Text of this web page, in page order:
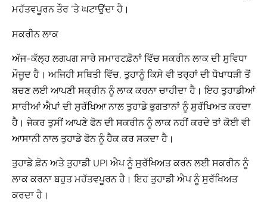
ਮਹੱਤਵਪੂਰਨ ਤੌਰ ‘ਤੇ ਘਟਾਉਂਦਾ ਹੈ।
ਸਕਰੀਨ ਲਾਕ
ਅੱਜ-ਕੱਲ੍ਹ ਲਗਪਗ ਸਾਰੇ ਸਮਾਰਟਫ਼ੋਨਾਂ ਵਿੱਚ ਸਕਰੀਨ ਲਾਕ ਦੀ ਸੁਵਿਧਾ
ਮੌਜੂਦ ਹੈ। ਅਜਿਹੀ ਸਥਿਤੀ ਵਿੱਚ, ਤੁਹਾਨੂੰ ਕਿਸੇ ਵੀ ਤਰ੍ਹਾਂ ਦੀ ਧੋਖਾਧੜੀ ਤੋਂ
ਬਚਣ ਲਈ ਆਪਣੀ ਸਕ੍ਰੀਨ ਨੂੰ ਲਾਕ ਕਰਨਾ ਚਾਹੀਦਾ ਹੈ। ਇਹ ਤੁਹਾਡੀਆਂ
ਸਾਰੀਆਂ ਐਪਾਂ ਦੀ ਸੁਰੱਖਿਆ ਨਾਲ ਤੁਹਾਡੇ ਭੁਗਤਾਨਾਂ ਨੂੰ ਸੁਰੱਖਿਅਤ ਕਰਦਾ
ਹੈ। ਜੇਕਰ ਤੁਸੀਂ ਆਪਣੇ ਫੋਨ ਦੀ ਸਕਰੀਨ ਨੂੰ ਲਾਕ ਨਹੀਂ ਕਰਦੇ ਤਾਂ ਕੋਈ ਵੀ
ਆਸਾਨੀ ਨਾਲ ਤੁਹਾਡੇ ਫੋਨ ਨੂੰ ਹੈਕ ਕਰ ਸਕਦਾ ਹੈ।
ਤੁਹਾਡੇ ਫ਼ੋਨ ਅਤੇ ਤੁਹਾਡੀ UPI ਐਪ ਨੂੰ ਸੁਰੱਖਿਅਤ ਕਰਨ ਲਈ ਸਕਰੀਨ ਨੂੰ
ਲਾਕ ਕਰਨਾ ਬਹੁਤ ਮਹੱਤਵਪੂਰਨ ਹੈ। ਇਹ ਤੁਹਾਡੀ ਐਪ ਨੂੰ ਸੁਰੱਖਿਅਤ
ਕਰਦਾ ਹੈ।